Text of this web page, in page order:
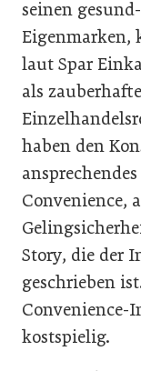
seinen
Eigenmarken,
laut Spar
als
haben den
Convenience,
Story, die der
geschrieben
Convenience-
kostspielig.